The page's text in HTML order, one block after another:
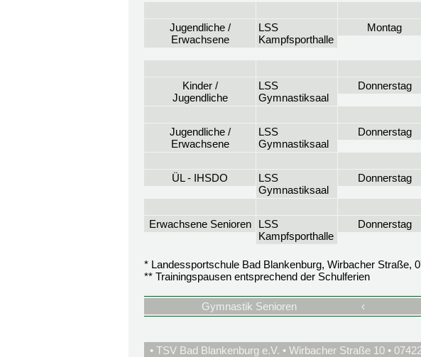
Jugendliche /
Erwachsene
LSS
Kampfsporthalle
Montag
Kinder /
Jugendliche
LSS
Gymnastiksaal
Donnerstag
Jugendliche /
Erwachsene
LSS
Gymnastiksaal
Donnerstag
ÜL - IHSDO
LSS
Gymnastiksaal
Donnerstag
Erwachsene Senioren
LSS
Kampfsporthalle
Donnerstag
* Landessportschule Bad Blankenburg, Wirbacher Straße,
** Trainingspausen entsprechend der Schulferien
Gymnastik Senioren ‹
• TSV Bad Blankenburg e.V. • Wirbacher Straße 10 •